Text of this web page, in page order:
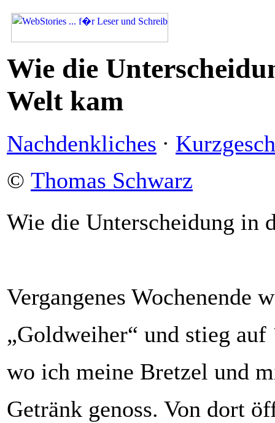
Wie die
Welt kam
Nachdenkliches ·
© Thomas Schwarz
Wie die Unterscheidung in
Vergangenes Wochenende
„Goldweiher“ und stieg auf
wo ich meine Bretzel und
Getränk genoss. Von dort